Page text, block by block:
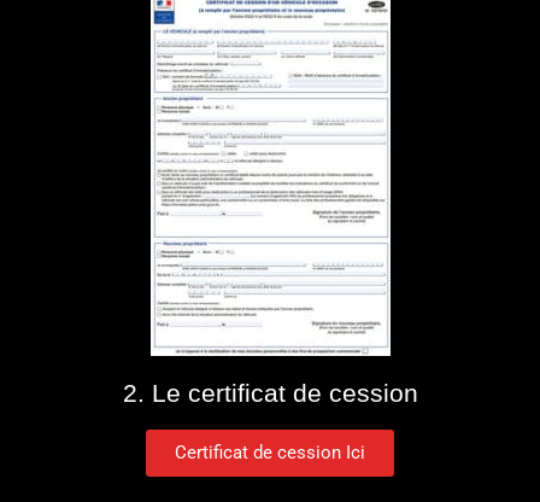
2. Le certificat de cession
Certificat de cession Ici